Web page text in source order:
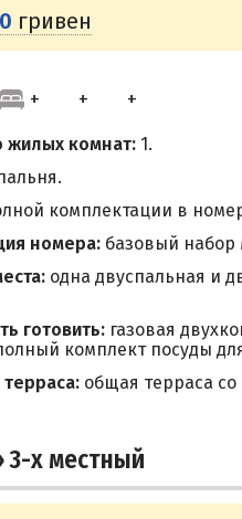
гривен
жилых комнат: 1.
комплектации в
номера: базовый набор
одна двуспальная и
готовить: газовая
комплект посуды
общая терраса со
х местный